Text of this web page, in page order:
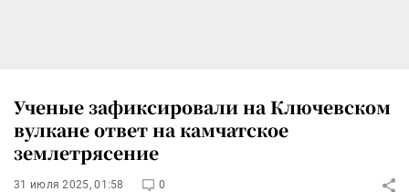
Ученые зафиксировали на Ключевском
вулкане ответ на камчатское
землетрясение
31 июля 2025, 01:58 0